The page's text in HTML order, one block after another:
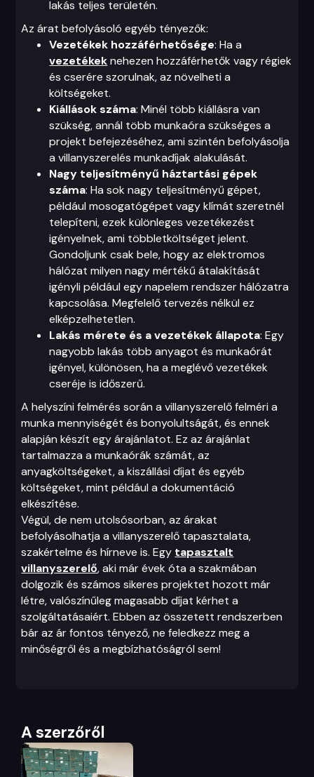
lakás teljes területén.
Az árat befolyásoló egyéb tényezők:
Vezetékek hozzáférhetősége: Ha a
vezetékeknehezen hozzáférhetők vagy régiek
és cserére szorulnak, az növelheti a
költségeket.
Kiállások száma: Minél több kiállásra van
szükség, annál több munkaóra szükséges a
projekt befejezéséhez, ami szintén befolyásolja
a villanyszerelés munkadíjak alakulását.
Nagy teljesítményű háztartási gépek
száma: Ha sok nagy teljesítményű gépet,
például mosogatógépet vagy klímát szeretnél
telepíteni, ezek különleges vezetékezést
igényelnek, ami többletköltséget jelent.
Gondoljunk csak bele, hogy az elektromos
hálózat milyen nagy mértékű átalakítását
igényli például egy napelem rendszer hálózatra
kapcsolása. Megfelelő tervezés nélkül ez
elképzelhetetlen.
Lakás mérete és a vezetékek állapota: Egy
nagyobb lakás több anyagot és munkaórát
igényel, különösen, ha a meglévő vezetékek
cseréje is időszerű.
A helyszíni felmérés során a villanyszerelő felméri a
munka mennyiségét és bonyolultságát, és ennek
alapján készít egy árajánlatot. Ez az árajánlat
tartalmazza a munkaórák számát, az
anyagköltségeket, a kiszállási díjat és egyéb
költségeket, mint például a dokumentáció
elkészítése.
Végül, de nem utolsósorban, az árakat
befolyásolhatja a villanyszerelő tapasztalata,
szakértelme és hírneve is. Egy tapasztalt
villanyszerelő, aki már évek óta a szakmában
dolgozik és számos sikeres projektet hozott már
létre, valószínűleg magasabb díjat kérhet a
szolgáltatásaiért. Ebben az összetett rendszerben
bár az ár fontos tényező, ne feledkezz meg a
minőségről és a megbízhatóságról sem!
A szerzőről